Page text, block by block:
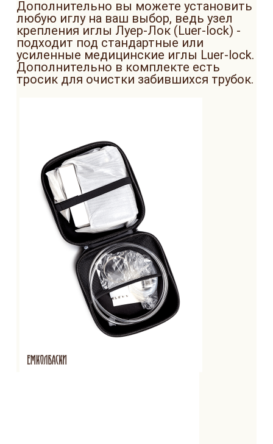
Дополнительно вы можете установить
любую иглу на ваш выбор, ведь узел
крепления иглы Луер-Лок (Luer-lock) -
подходит под стандартные или
усиленные медицинские иглы Luer-lock.
Дополнительно в комплекте есть
тросик для очистки забившихся трубок.